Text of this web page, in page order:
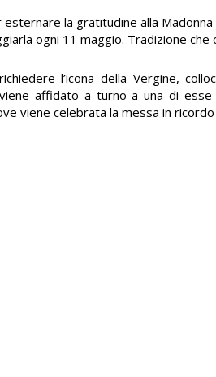
esternare la gratitudine alla
ogni 11 maggio. Tradizione che
l’icona della Vergine,
viene affidato a turno a una di
viene celebrata la messa in ricordo